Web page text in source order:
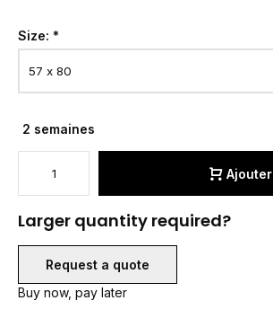
Size: *
2 semaines
Ajouter
Larger quantity required?
Request a quote
Buy now, pay later